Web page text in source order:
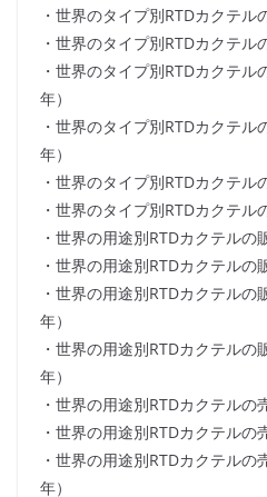
・世界のタイプ別RTDカクテル
・世界のタイプ別RTDカクテル
・世界のタイプ別RTDカクテ
年）
・世界のタイプ別RTDカクテ
年）
・世界のタイプ別RTDカクテル
・世界のタイプ別RTDカクテル
・世界の用途別RTDカクテルの
・世界の用途別RTDカクテルの
・世界の用途別RTDカクテル
年）
・世界の用途別RTDカクテル
年）
・世界の用途別RTDカクテルの
・世界の用途別RTDカクテルの
・世界の用途別RTDカクテル
年）